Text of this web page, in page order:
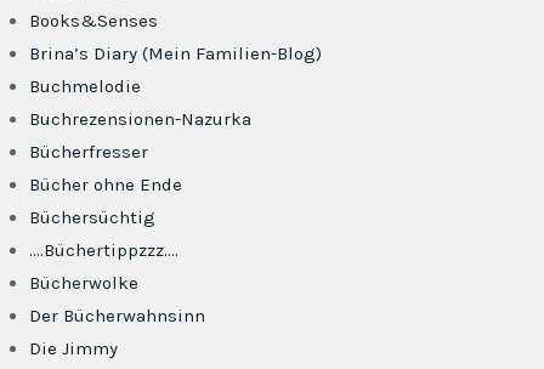
Books&Senses
Brina’s Diary (Mein Familien-Blog)
Buchmelodie
Buchrezensionen-Nazurka
Bücherfresser
Bücher ohne Ende
Büchersüchtig
….Büchertippzzz….
Bücherwolke
Der Bücherwahnsinn
Die Jimmy